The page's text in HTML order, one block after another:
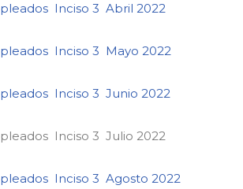
Inciso 3 Abril 2022
Inciso 3 Mayo 2022
Inciso 3 Junio 2022
Inciso 3 Julio 2022
Inciso 3 Agosto 2022